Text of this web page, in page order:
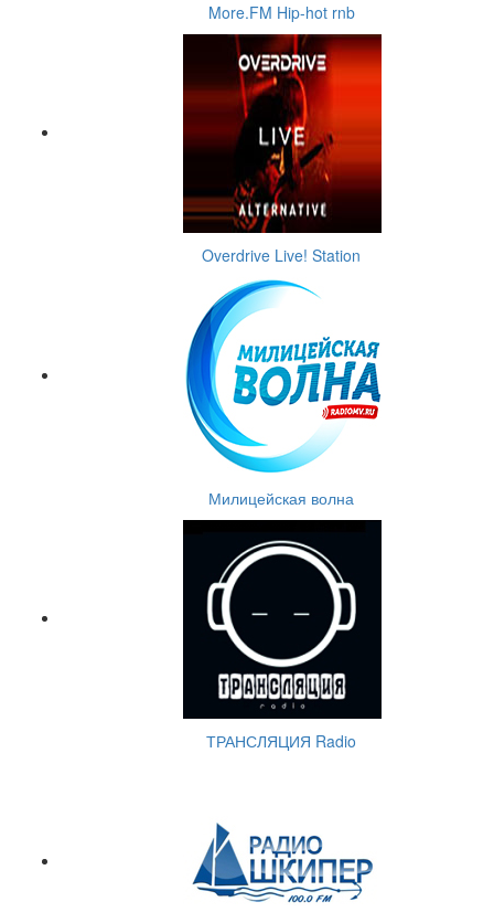
More.FM Hip-hot rnb
Overdrive Live! Station
Милицейская волна
ТРАНСЛЯЦИЯ Radio